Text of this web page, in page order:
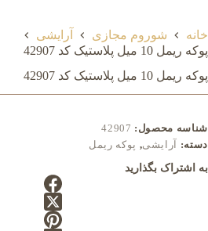
خانه شوروم مجازی
آرایشی
پوکه ریمل 10 میل پلاستیک کد 42907
پوکه ریمل 10 میل پلاستیک کد 42907
شناسه محصول: 42907
دسته:
آرایشی, پوکه ریمل
به اشتراک بگذارید